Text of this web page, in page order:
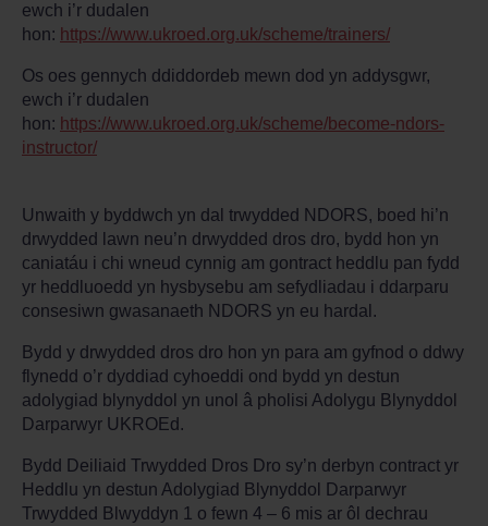
ewch i’r dudalen
hon: https://www.ukroed.org.uk/scheme/trainers/
Os oes gennych ddiddordeb mewn dod yn addysgwr,
ewch i’r dudalen
hon: https://www.ukroed.org.uk/scheme/become-ndors-
instructor/
Unwaith y byddwch yn dal trwydded NDORS, boed hi’n
drwydded lawn neu’n drwydded dros dro, bydd hon yn
caniatáu i chi wneud cynnig am gontract heddlu pan fydd
yr heddluoedd yn hysbysebu am sefydliadau i ddarparu
consesiwn gwasanaeth NDORS yn eu hardal.
Bydd y drwydded dros dro hon yn para am gyfnod o ddwy
flynedd o’r dyddiad cyhoeddi ond bydd yn destun
adolygiad blynyddol yn unol â pholisi Adolygu Blynyddol
Darparwyr UKROEd.
Bydd Deiliaid Trwydded Dros Dro sy’n derbyn contract yr
Heddlu yn destun Adolygiad Blynyddol Darparwyr
Trwydded Blwyddyn 1 o fewn 4 – 6 mis ar ôl dechrau